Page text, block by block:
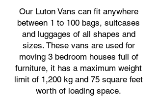
Our Luton Vans can fit anywhere
between 1 to 100 bags, suitcases
and luggages of all shapes and
sizes. These vans are used for
moving 3 bedroom houses full of
furniture, it has a maximum weight
limit of 1,200 kg and 75 square feet
worth of loading space.